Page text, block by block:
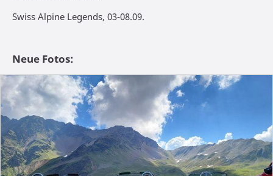
Swiss Alpine Legends, 03-08.09.
Neue Fotos: